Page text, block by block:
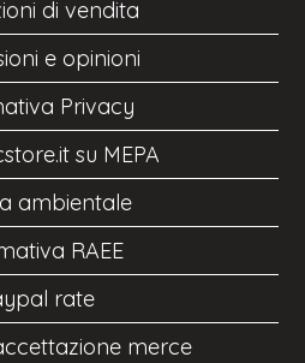
di vendita
e opinioni
Privacy
su MEPA
ambientale
RAEE
rate
merce